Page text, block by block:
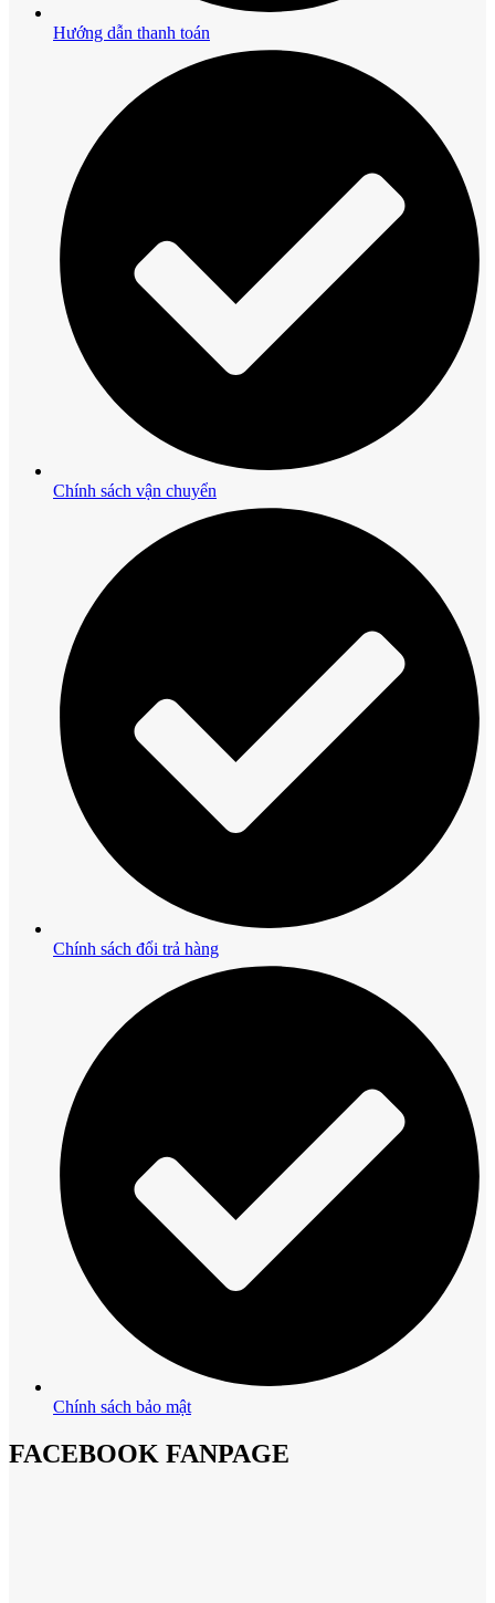
Hướng dẫn thanh toán
Chính sách vận chuyển
Chính sách đổi trả hàng
Chính sách bảo mật
FACEBOOK FANPAGE